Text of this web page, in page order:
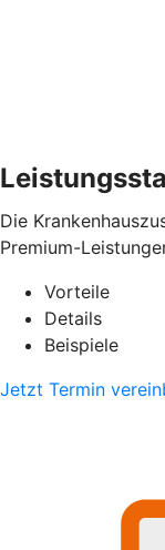
Die
Premium-
Vorteile
Details
Beispiele
Jetzt Termin